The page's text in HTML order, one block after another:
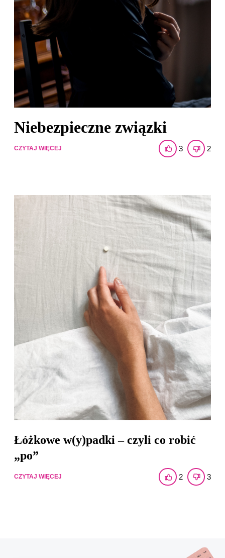
Niebezpieczne związki
CZYTAJ WIĘCEJ 3 2
Łóżkowe w(y)padki – czyli co robić
„po”
CZYTAJ WIĘCEJ 2 3